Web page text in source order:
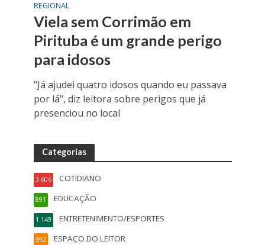
REGIONAL
Viela sem Corrimão em
Pirituba é um grande perigo
para idosos
"Já ajudei quatro idosos quando eu passava
por lá", diz leitora sobre perigos que já
presenciou no local
Categorias
COTIDIANO
3.606
EDUCAÇÃO
891
ENTRETENIMENTO/ESPORTES
1.149
ESPAÇO DO LEITOR
392